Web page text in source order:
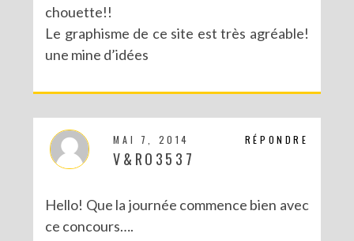
chouette!!
Le graphisme de ce site est très agréable!
une mine d’idées
RÉPONDRE
MAI 7, 2014
V&RO3537
Hello! Que la journée commence bien avec
ce concours….